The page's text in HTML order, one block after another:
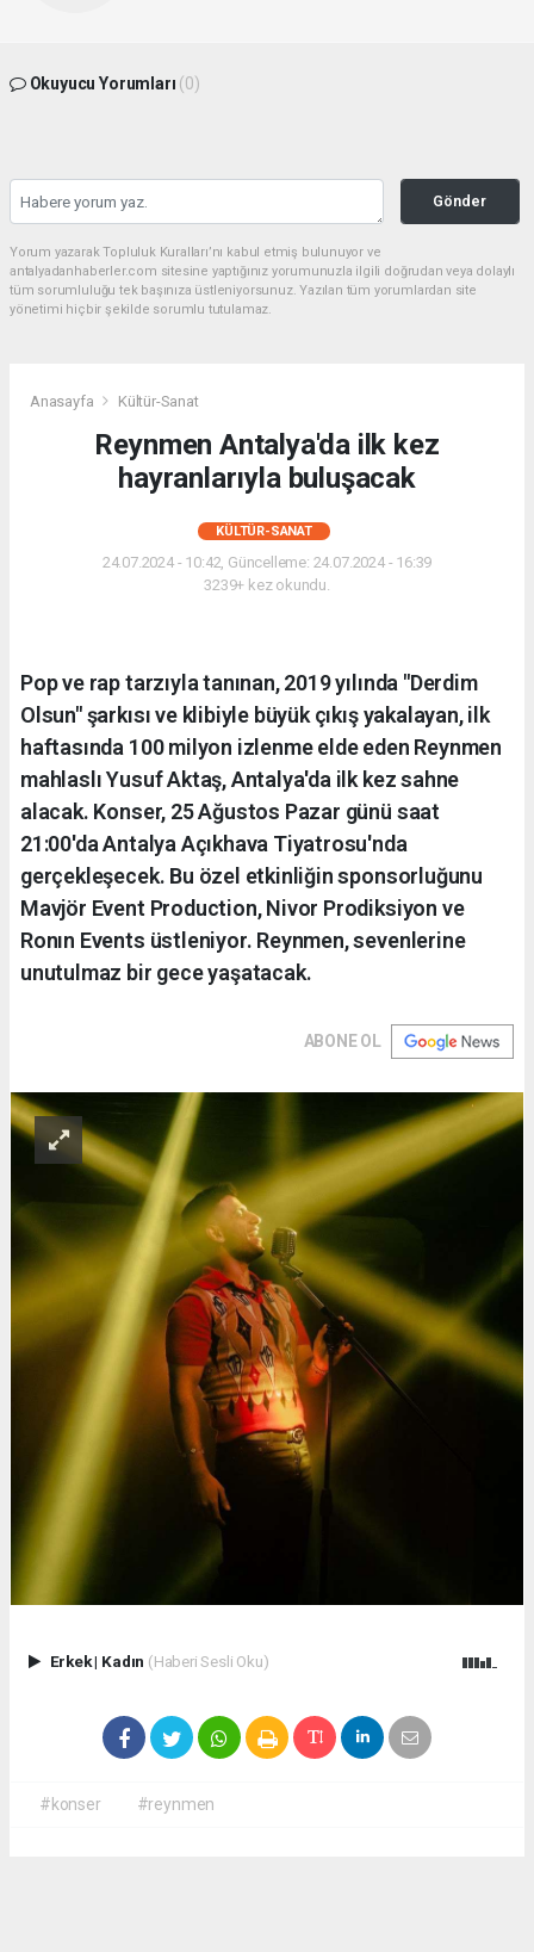
Okuyucu Yorumları (0)
Gönder
Yorum yazarak Topluluk Kuralları’nı kabul etmiş bulunuyor ve
antalyadanhaberler.com sitesine yaptığınız yorumunuzla ilgili doğrudan veya dolaylı
tüm sorumluluğu tek başınıza üstleniyorsunuz. Yazılan tüm yorumlardan site
yönetimi hiçbir şekilde sorumlu tutulamaz.
Anasayfa Kültür-Sanat
Reynmen Antalya'da ilk kez
hayranlarıyla buluşacak
KÜLTÜR-SANAT
24.07.2024 - 10:42, Güncelleme: 24.07.2024 - 16:39
3239+ kez okundu.
Pop ve rap tarzıyla tanınan, 2019 yılında "Derdim
Olsun" şarkısı ve klibiyle büyük çıkış yakalayan, ilk
haftasında 100 milyon izlenme elde eden Reynmen
mahlaslı Yusuf Aktaş, Antalya'da ilk kez sahne
alacak. Konser, 25 Ağustos Pazar günü saat
21:00'da Antalya Açıkhava Tiyatrosu'nda
gerçekleşecek. Bu özel etkinliğin sponsorluğunu
Mavjör Event Production, Nivor Prodiksiyon ve
Ronın Events üstleniyor. Reynmen, sevenlerine
unutulmaz bir gece yaşatacak.
ABONE OL
Erkek| Kadın (Haberi Sesli Oku)
#konser #reynmen